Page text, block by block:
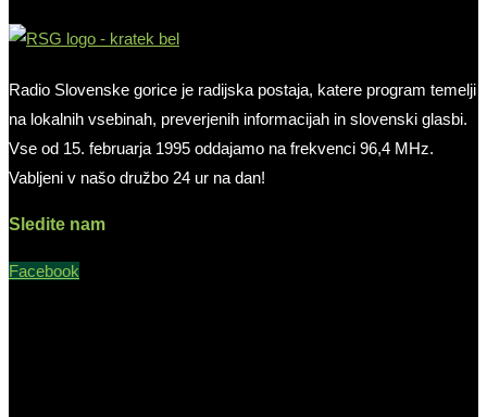
Radio Slovenske gorice je radijska postaja, katere program temelji
na lokalnih vsebinah, preverjenih informacijah in slovenski glasbi.
Vse od 15. februarja 1995 oddajamo na frekvenci 96,4 MHz.
Vabljeni v našo družbo 24 ur na dan!
Sledite nam
Facebook